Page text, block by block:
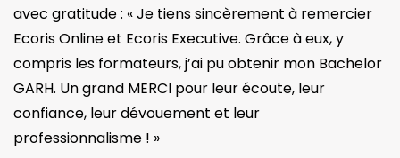
avec gratitude : « Je tiens sincèrement à remercier
Ecoris Online et Ecoris Executive. Grâce à eux, y
compris les formateurs, j’ai pu obtenir mon Bachelor
GARH. Un grand MERCI pour leur écoute, leur
confiance, leur dévouement et leur
professionnalisme ! »